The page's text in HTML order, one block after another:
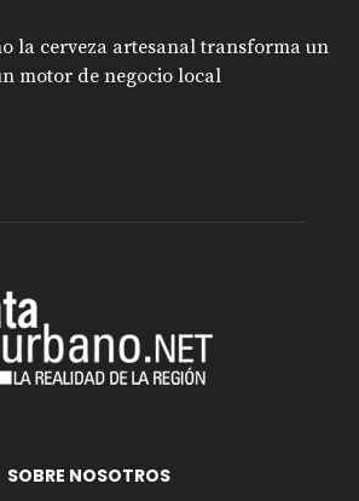
la cerveza artesanal transforma un
motor de negocio local
SOBRE NOSOTROS